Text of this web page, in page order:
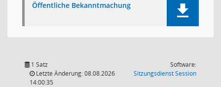
Öffentliche Bekanntmachung
1 Satz
Letzte Änderung: 08.08.2026
14:00:35
Software:
SitzungsdienstSession(Wird in